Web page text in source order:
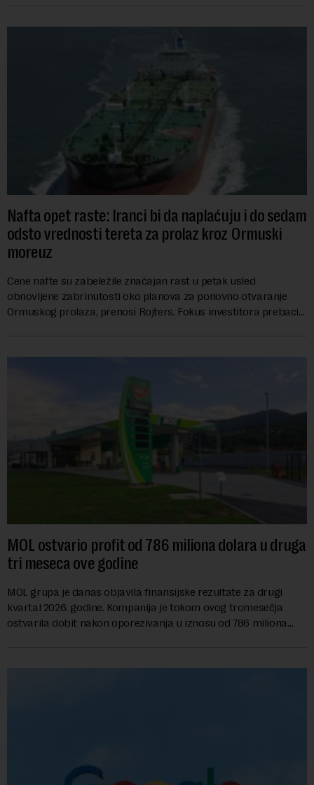
Nafta opet raste: Iranci bi da naplaćuju i do sedam
odsto vrednosti tereta za prolaz kroz Ormuski
moreuz
Cene nafte su zabeležile značajan rast u petak usled
obnovljene zabrinutosti oko planova za ponovno otvaranje
Ormuskog prolaza, prenosi Rojters. Fokus investitora prebacio
MOL ostvario profit od 786 miliona dolara u druga
tri meseca ove godine
MOL grupa je danas objavila finansijske rezultate za drugi
kvartal 2026. godine. Kompanija je tokom ovog tromesečja
ostvarila dobit nakon oporezivanja u iznosu od 786 miliona